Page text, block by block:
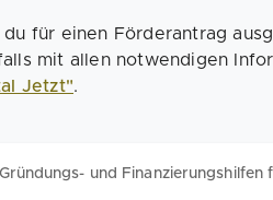
für einen Förderantrag
mit allen notwendigen
Jetzt".
und